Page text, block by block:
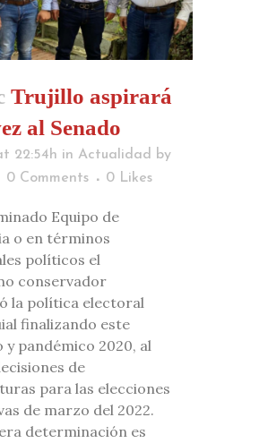
Trujillo aspirará
al Senado
22:54h in Actualidad by
0 Comments 0 Likes
Equipo de
o en términos
políticos el
conservador
la política electoral
finalizando este
y pandémico 2020, al
de
para las elecciones
de marzo del 2022.
determinación es